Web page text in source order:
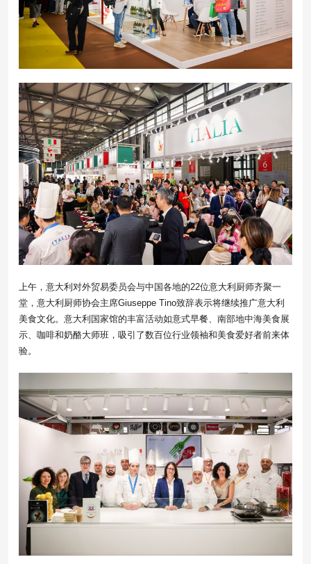
上午，意大利对外贸易委员会与中国各地的22位意大利厨师齐聚一
堂，意大利厨师协会主席Giuseppe Tino致辞表示将继续推广意大利
美食文化。意大利国家馆的丰富活动如意式早餐、南部地中海美食展
示、咖啡和奶酪大师班，吸引了数百位行业领袖和美食爱好者前来体
验。